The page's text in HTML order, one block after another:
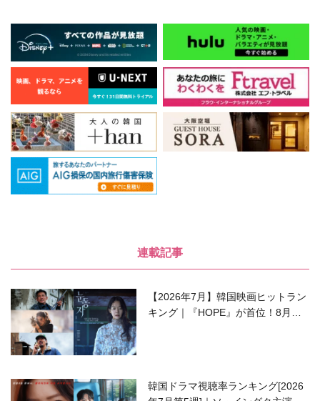
連載記事
【2026年7月】韓国映画ヒットラン
キング｜『HOPE』が首位！8月公
韓国ドラマ視聴率ランキング[2026